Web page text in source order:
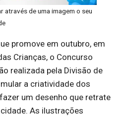
através de uma imagem o seu
promove em outubro, em
Crianças, o Concurso
realizada pela Divisão de
a criatividade dos
um desenho que retrate
As ilustrações